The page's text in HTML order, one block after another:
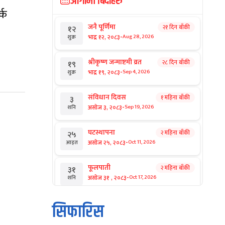
१२
शुक्र
जनै पूर्णिमा
भाद्र १२, २०८३-Aug 28, 2026
२१ दिन बाँकी
१९
शुक्र
श्रीकृष्ण जन्माष्टमी व्रत
भाद्र १९, २०८३-Sep 4, 2026
२८ दिन बाँकी
३
शनि
संविधान दिवस
असोज ३, २०८३-Sep 19, 2026
१ महिना बाँकी
२५
आइत
घटस्थापना
असोज २५, २०८३-Oct 11, 2026
२ महिना बाँकी
३१
शनि
फूलपाती
असोज ३१ , २०८३-Oct 17, 2026
२ महिना बाँकी
१
आइत
कार्तिक सङ्क्रान्ति
कार्तिक १, २०८३
सिफारिस